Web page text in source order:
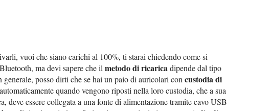
vuoi che siano carichi al 100%, ti starai chiedendo come si
ma devi sapere che ilmetodo di ricaricadipende dal tipo
posso dirti che se hai un paio di auricolari concustodia di
quando vengono riposti nella loro custodia, che a sua
deve essere collegata a una fonte di alimentazione tramite cavo USB